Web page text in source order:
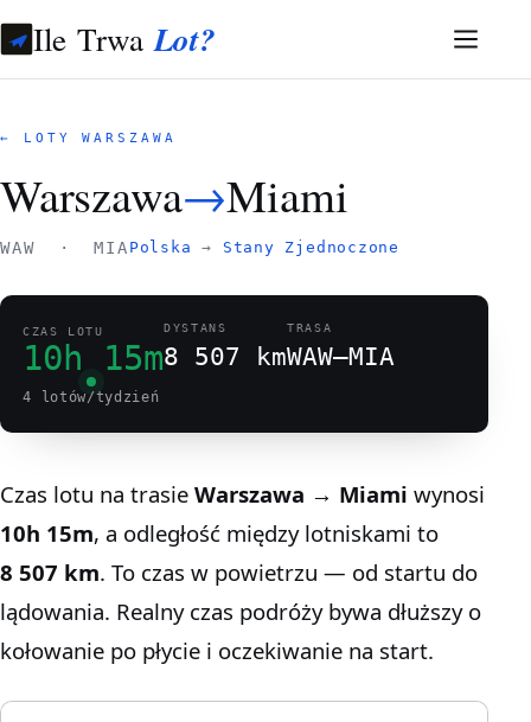
Ile TrwaLot?
← LOTY WARSZAWA
Warszawa→Miami
WAW · MIA Polska → Stany Zjednoczone
CZAS LOTU
10h 15m
DYSTANS
8 507 km
TRASA
WAW–MIA
4 lotów/tydzień
Czas lotu na trasie Warszawa → Miami wynosi
10h 15m, a odległość między lotniskami to
8 507 km. To czas w powietrzu — od startu do
lądowania. Realny czas podróży bywa dłuższy o
kołowanie po płycie i oczekiwanie na start.